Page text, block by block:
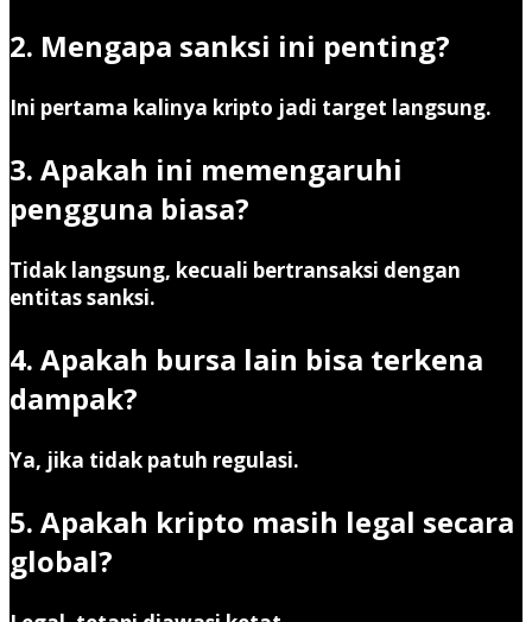
2. Mengapa sanksi ini penting?
Ini pertama kalinya kripto jadi target langsung.
3. Apakah ini memengaruhi
pengguna biasa?
Tidak langsung, kecuali bertransaksi dengan
entitas sanksi.
4. Apakah bursa lain bisa terkena
dampak?
Ya, jika tidak patuh regulasi.
5. Apakah kripto masih legal secara
global?